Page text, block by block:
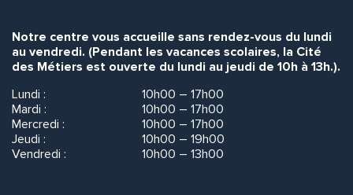
Notre centre vous accueille sans rendez-vous du lundi
au vendredi. (Pendant les vacances scolaires, la Cité
des Métiers est ouverte du lundi au jeudi de 10h à 13h.).
Lundi :
10h00 – 17h00
Mardi :
10h00 – 17h00
Mercredi :
10h00 – 17h00
Jeudi :
10h00 – 19h00
Vendredi :
10h00 – 13h00